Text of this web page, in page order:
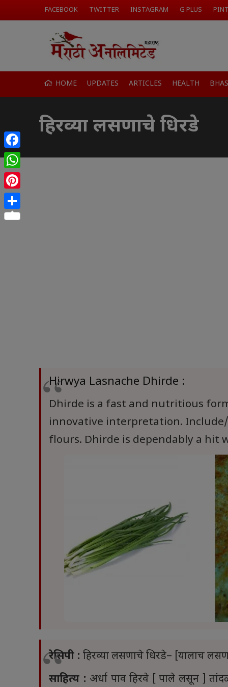
FACEBOOK TWITTER INSTAGRAM G PLUS
HOME UPDATES ARTICLES HEALTH
हिरव्या लसणाचे धिरडे
Hirwya Lasnache Dhirde :
Dhirde is a fast and nutritious
innovative interpretation.
flours. Dhirde is dependably a hit
रेसिपी : हिरव्या लसणाचे धिरडे– [यालाच
साहित्य : अर्धा पाव हिरवे [ पाले लसून ]
Facebook
WhatsApp
Pinterest
Share